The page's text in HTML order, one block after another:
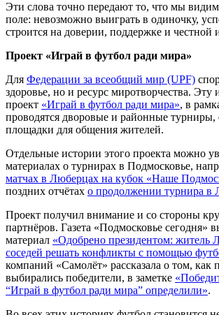
Эти слова точно передают то, что мы
поле: невозможно выиграть в одиночку,
строится на доверии, поддержке и честной
Проект «Играй в футбол ради мира»
Для Федерации за всеобщий мир (UPF)
здоровье, но и ресурс миротворчества.
проект «Играй в футбол ради мира», в
проводятся дворовые и районные
площадки для общения жителей.
Отдельные истории этого проекта можно
материалах о турнирах в Подмосковье,
матчах в Люберцах на кубок «Наше
поздних отчётах о продолжении турнира в
Проект получил внимание и со стороны
партнёров. Газета «Подмосковье сегодня»
материал «Одобрено президентом: житель
соседей решать конфликты с помощью
компаний «Самолёт» рассказала о том, как
выбирались победители, в заметке
“Играй в футбол ради мира” определили».